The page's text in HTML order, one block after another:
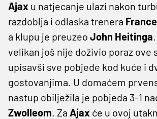
Ajax u natjecanje ulazi nakon
razdoblja i odlaska trenera
a klupu je preuzeo John Heitinga
velikan još nije doživio poraz ove
upisavši sve pobjede kod kuće i
gostovanjima. U domaćem
nastup obilježila je pobjeda 3-1
Zwolleom. Za Ajax će u ovoj